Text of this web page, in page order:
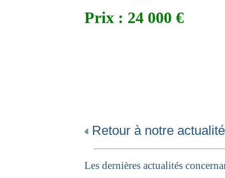
Prix : 24 000 €
Retour à notre actualité
Les dernières actualités